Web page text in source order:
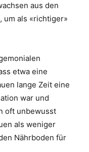
aus den
um als «richtiger»
etwa eine
lange Zeit eine
war und
oft unbewusst
als weniger
Nährboden für